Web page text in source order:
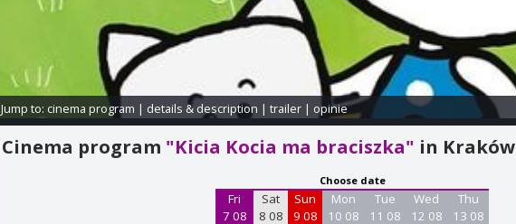
Jump to: cinema program | details & description | trailer| opinie
Cinema program "Kicia Kocia ma braciszka" in Kraków
Choose date
Fri
7 08
Sat
8 08
Sun
9 08
Mon
10 08
Tue
11 08
Wed
12 08
Thu
13 08